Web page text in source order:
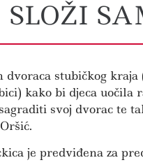
SLOŽI
dvoraca stubičkog
kako bi djeca
svoj dvorac
je predviđena za